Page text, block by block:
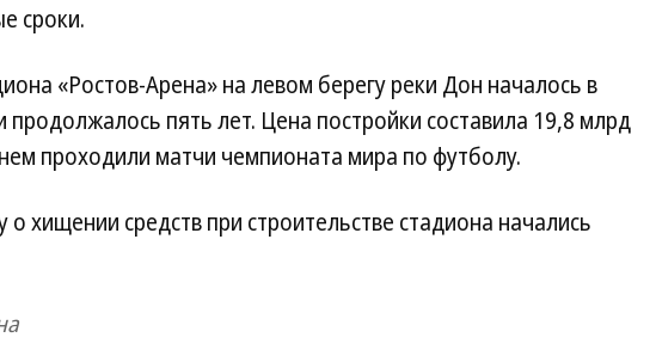
сроки.
«Ростов-Арена» на левом берегу реки Дон началось в
продолжалось пять лет. Цена постройки составила 19,8 млрд
проходили матчи чемпионата мира по футболу.
хищении средств при строительстве стадиона начались